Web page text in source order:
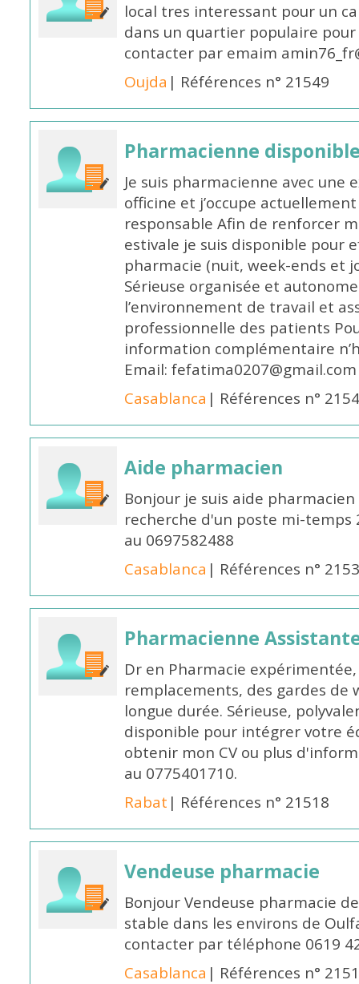
local tres interessant pour un
dans un quartier populaire
contacter par emaim
Oujda | Références n° 21549
Pharmacienne
Je suis pharmacienne avec
officine et j’occupe
responsable Afin de renforcer
estivale je suis disponible pour
pharmacie (nuit, week-ends et
Sérieuse organisée et
l’environnement de travail et
professionnelle des patients
information complémentaire
Email: fefatima0207@gmail.com
Casablanca | Références n°
Aide pharmacien
Bonjour je suis aide
recherche d'un poste mi-temps
au 0697582488
Casablanca | Références n°
Pharmacienne
Dr en Pharmacie
remplacements, des gardes de
longue durée. Sérieuse,
disponible pour intégrer votre
obtenir mon CV ou plus
au 0775401710.
Rabat | Références n° 21518
Vendeuse pharmacie
Bonjour Vendeuse pharmacie
stable dans les environs de
contacter par téléphone 0619
Casablanca | Références n°